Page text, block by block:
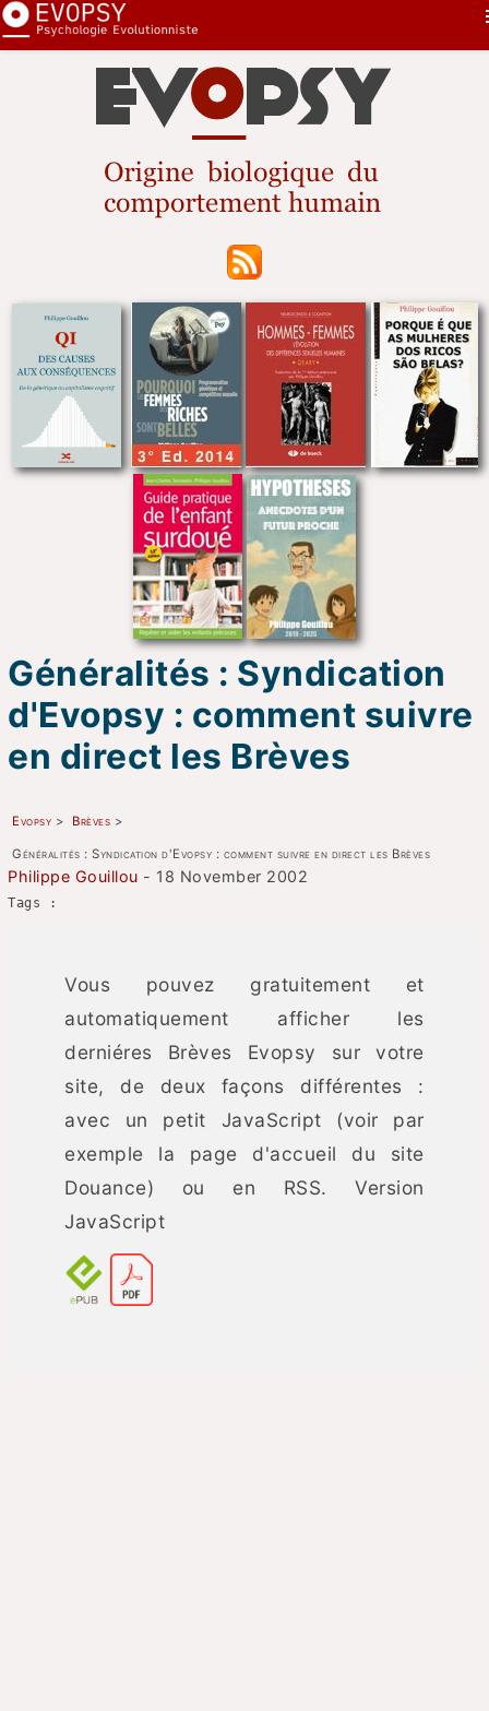
Contact
Généralités : Syndication
d'Evopsy : comment suivre
en direct les Brèves
Evopsy > Brèves >
Généralités : Syndication d'Evopsy : comment suivre en direct les Brèves
Philippe Gouillou - 18 November 2002
Tags :
Vous pouvez gratuitement et
automatiquement afficher les
derniéres Brèves Evopsy sur votre
site, de deux façons différentes :
avec un petit JavaScript (voir par
exemple la page d'accueil du site
Douance) ou en RSS. Version
JavaScript